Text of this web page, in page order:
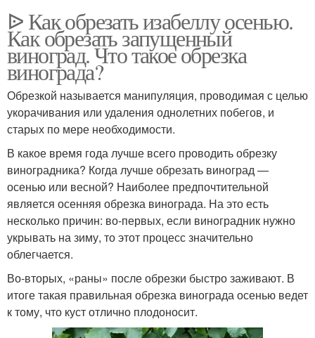
ᐉ Как обрезать изабеллу осенью.
Как обрезать запущенный
виноград. Что такое обрезка
винограда?
Обрезкой называется манипуляция, проводимая с целью
укорачивания или удаления однолетних побегов, и
старых по мере необходимости.
В какое время года лучше всего проводить обрезку
виноградника? Когда лучше обрезать виноград —
осенью или весной? Наиболее предпочтительной
является осенняя обрезка винограда. На это есть
несколько причин: во-первых, если виноградник нужно
укрывать на зиму, то этот процесс значительно
облегчается.
Во-вторых, «раны» после обрезки быстро заживают. В
итоге такая правильная обрезка винограда осенью ведет
к тому, что куст отлично плодоносит.